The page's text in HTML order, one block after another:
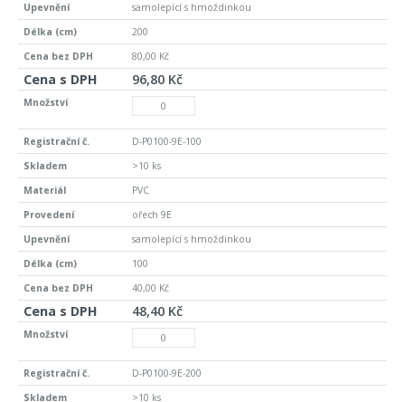
samolepící s hmoždinkou
200
80,00 Kč
96,80 Kč
D-P0100-9E-100
>10 ks
PVC
ořech 9E
samolepící s hmoždinkou
100
40,00 Kč
48,40 Kč
D-P0100-9E-200
>10 ks